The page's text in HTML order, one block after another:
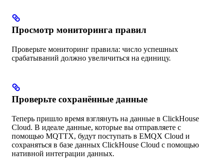
Просмотр мониторинга правил
Проверьте мониторинг правила: число успешных
срабатываний должно увеличиться на единицу.
Проверьте сохранённые данные
Теперь пришло время взглянуть на данные в ClickHouse
Cloud. В идеале данные, которые вы отправляете с
помощью MQTTX, будут поступать в EMQX Cloud и
сохраняться в базе данных ClickHouse Cloud с помощью
нативной интеграции данных.